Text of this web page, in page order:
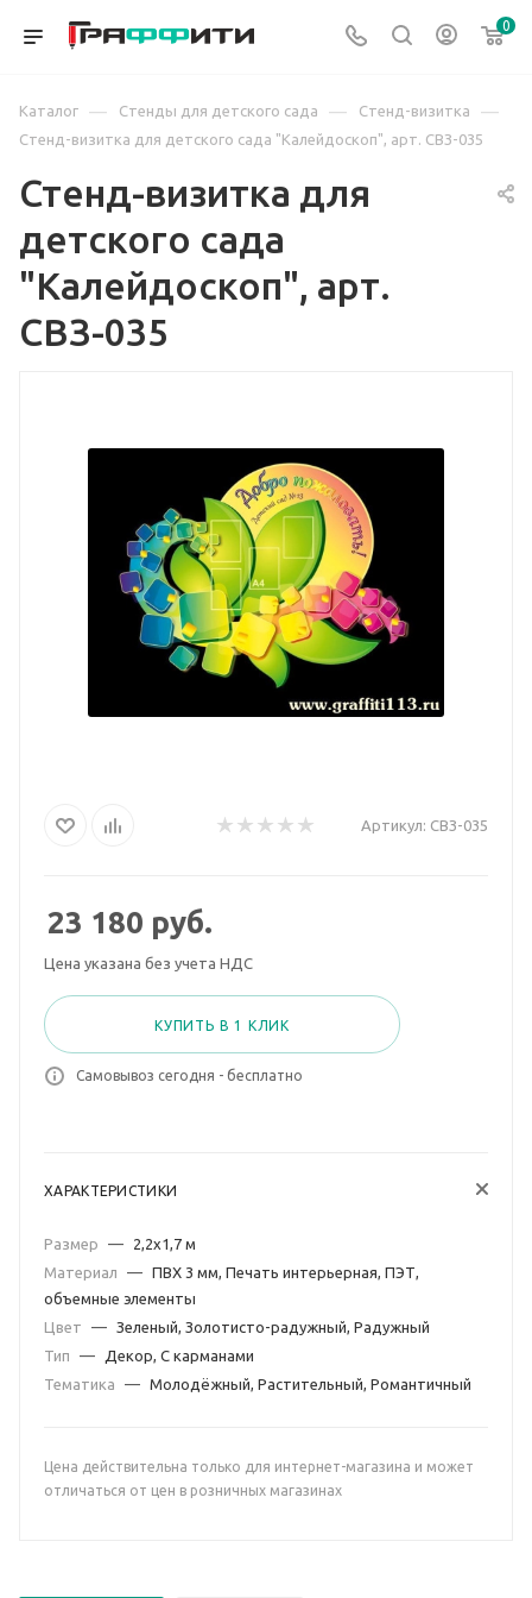
0
Каталог — Стенды для детского сада — Стенд-визитка —
Стенд-визитка для детского сада "Калейдоскоп", арт. СВЗ-035
Стенд-визитка для
детского сада
"Калейдоскоп", арт.
СВЗ-035
Артикул: СВЗ-035
23 180 руб.
Цена указана без учета НДС
КУПИТЬ В 1 КЛИК
Самовывоз сегодня - бесплатно
ХАРАКТЕРИСТИКИ
Размер —
2,2х1,7 м
Материал
— ПВХ 3 мм, Печать интерьерная, ПЭТ,
объемные элементы
Цвет
— Зеленый, Золотисто-радужный, Радужный
Тип
—
Декор, С карманами
Тематика
— Молодёжный, Растительный, Романтичный
Цена действительна только для интернет-магазина и может
отличаться от цен в розничных магазинах